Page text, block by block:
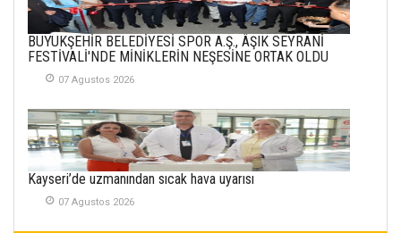
SABAHATTİN
SÜRMEN
01 Mayis 2026
BÜYÜKŞEHİR BELEDİYESİ SPOR A.Ş., ÂŞIK SEYRANİ
FESTİVALİ'NDE MİNİKLERİN NEŞESİNE ORTAK OLDU
07 Agustos 2026
Kayseri’de uzmanından sıcak hava uyarısı
07 Agustos 2026